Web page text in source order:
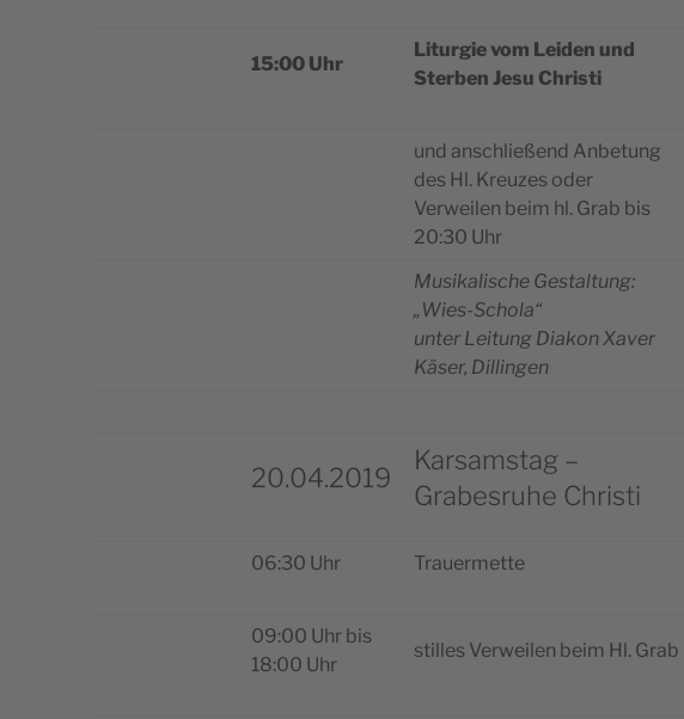
15:00 Uhr
Lit­ur­gie vom Lei­den und
Ster­ben Jesu Christi
und anschlie­ßend Anbe­tung
des Hl. Kreu­zes oder
Ver­wei­len beim hl. Grab bis
20:30 Uhr
Musi­ka­li­sche Gestal­tung:
„Wies-Scho­la“
unter Lei­tung Dia­kon Xaver
Käser, Dillingen
20.04.2019
Karsamstag –
Grabesruhe Christi
06:30 Uhr Trau­er­met­te
09:00 Uhr bis
18:00 Uhr
stil­les Ver­wei­len beim Hl. Grab